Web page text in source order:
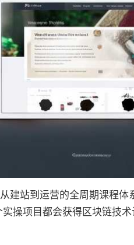
建站到运营的全周期课程体
操项目都会获得区块链技